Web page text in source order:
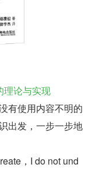
理论与实现
有使用内容不明的
出发，一步一步地
，I do not und